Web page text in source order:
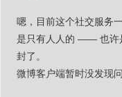
嗯，目前这个社交服务
是只有人人的 —— 也许
封了。
微博客户端暂时没发现